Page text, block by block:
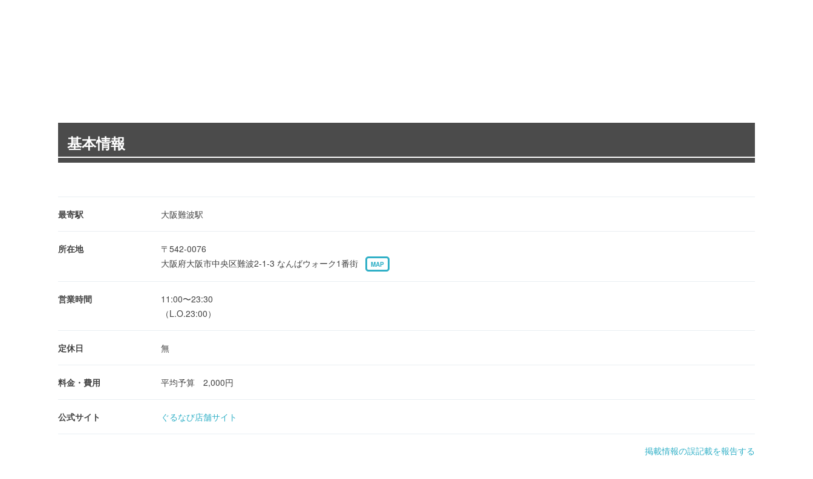
基本情報
最寄駅 大阪難波駅
所在地
〒542-0076
大阪府大阪市中央区難波2-1-3 なんばウォーク1番街
MAP
営業時間
11:00〜23:30
（L.O.23:00）
定休日 無
料金・費用 平均予算 2,000円
公式サイト ぐるなび店舗サイト
掲載情報の誤記載を報告する